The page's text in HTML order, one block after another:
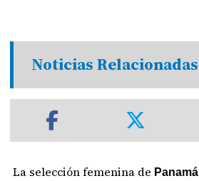
Noticias Relacionadas
La selección femenina de Panamá